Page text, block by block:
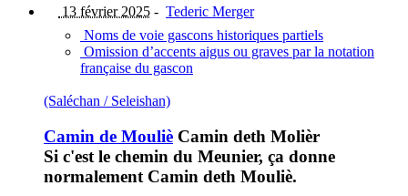
13 février 2025 - Tederic Merger
Noms de voie gascons historiques partiels
Omission d’accents aigus ou graves par la notation
française du gascon
(Saléchan / Seleishan)
Camin de Mouliè Camin deth Molièr
Si c'est le chemin du Meunier, ça donne
normalement Camin deth Mouliè.